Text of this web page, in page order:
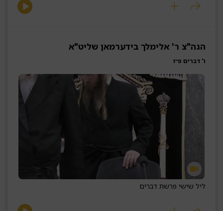
הגה"צ ר' אלימלך בידערמאן שליט"א
ו' דברים פ״ו
ליל שישי פרשת דברים